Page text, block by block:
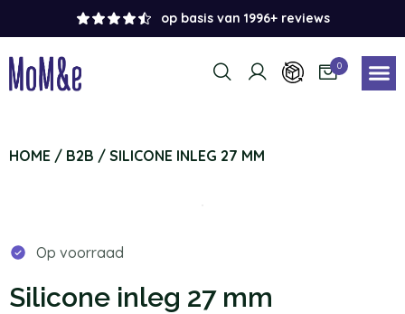
op basis van 1996+ reviews
0
HOME / B2B / SILICONE INLEG 27 MM
Op voorraad
Silicone inleg 27 mm